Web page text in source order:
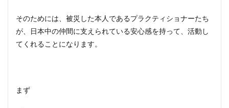
そのためには、被災した本人であるプラクティショナーたち
が、日本中の仲間に支えられている安心感を持って、活動し
てくれることになります。
まず